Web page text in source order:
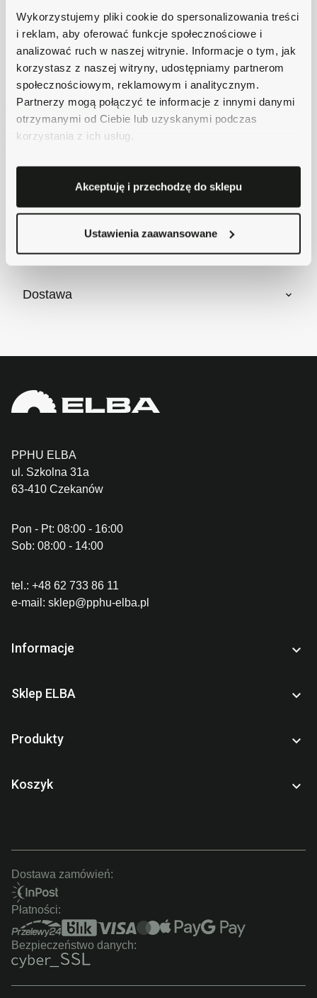
Wykorzystujemy pliki cookie do spersonalizowania treści
i reklam, aby oferować funkcje społecznościowe i
analizować ruch w naszej witrynie. Informacje o tym, jak
korzystasz z naszej witryny, udostępniamy partnerom
społecznościowym, reklamowym i analitycznym.
Partnerzy mogą połączyć te informacje z innymi danymi
otrzymanymi od Ciebie lub uzyskanymi podczas
korzystania z ich usług.
Akceptuję i przechodzę do sklepu
Ustawienia zaawansowane
Zamówienia wysyłamy w ciągu 1-2 dni, koszt
dostawy już od 18zł.
Bezpieczne płatności
Płatności obsługuje Przelewy24 - największy
operator płatności online w Polsce.
Masz pytania dotyczące produktu?
Zadzwoń do nas 62 733 86 11 lub napisz e-
mail. Chętnie pomożemy!
Szczegóły produktu
Dostawa
PPHU ELBA
ul. Szkolna 31a
63-410 Czekanów
Pon - Pt: 08:00 - 16:00
Sob: 08:00 - 14:00
tel.: +48 62 733 86 11
e-mail: sklep@pphu-elba.pl
Informacje 
Sklep ELBA 
Produkty 
Koszyk 
Dostawa zamówień:
Płatności:
Bezpieczeństwo danych: